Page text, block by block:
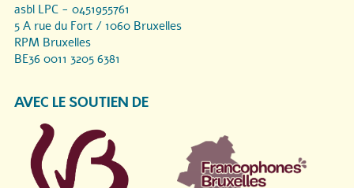
asbl LPC - 0451955761
5 A rue du Fort / 1060 Bruxelles
RPM Bruxelles
BE36 0011 3205 6381
AVEC LE SOUTIEN DE